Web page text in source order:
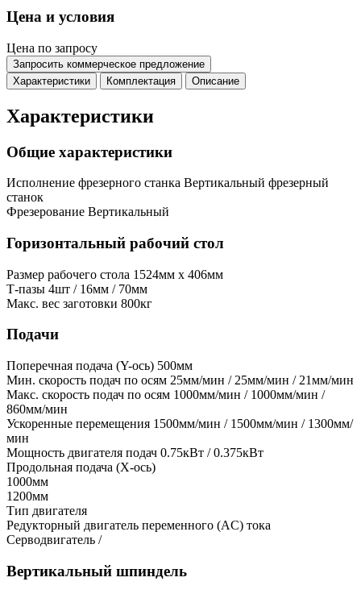
Цена и условия
Цена по запросу
Запросить коммерческое предложение
Характеристики
Комплектация Описание
Характеристики
Общие характеристики
Исполнение фрезерного станка Вертикальный фрезерный
станок
Фрезерование Вертикальный
Горизонтальный рабочий стол
Размер рабочего стола 1524мм x 406мм
Т-пазы 4шт / 16мм / 70мм
Макс. вес заготовки 800кг
Подачи
Поперечная подача (Y-ось) 500мм
Мин. скорость подач по осям 25мм/мин / 25мм/мин / 21мм/мин
Макс. скорость подач по осям 1000мм/мин / 1000мм/мин /
860мм/мин
Ускоренные перемещения 1500мм/мин / 1500мм/мин / 1300мм/
мин
Мощность двигателя подач 0.75кВт / 0.375кВт
Продольная подача (X-ось)
1000мм
1200мм
Тип двигателя
Редукторный двигатель переменного (AC) тока
Серводвигатель /
Вертикальный шпиндель